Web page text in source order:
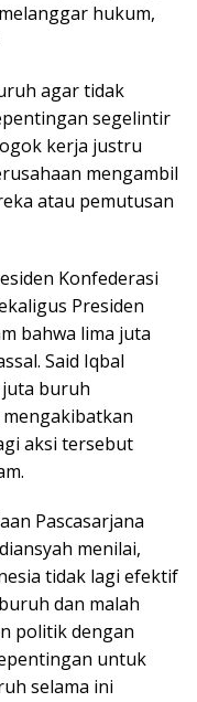
hukum,
agar tidak
segelintir
kerja justru
mengambil
atau pemutusan
Konfederasi
Presiden
bahwa lima juta
Said Iqbal
buruh
aksi tersebut
Pascasarjana
menilai,
tidak lagi efektif
dan malah
politik dengan
untuk
selama ini